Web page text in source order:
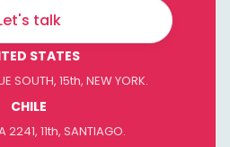
talk
STATES
SOUTH, 15th, NEW YORK.
CHILE
2241, 11th, SANTIAGO.